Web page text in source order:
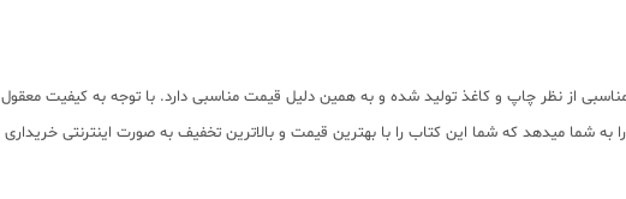
از نظر چاپ و کاغذ تولید شده و به همین دلیل قیمت مناسبی دارد. با توجه به کیفیت
میدهد که شما این کتاب را با بهترین قیمت و بالاترین تخفیف به صورت اینترنتی خریداری